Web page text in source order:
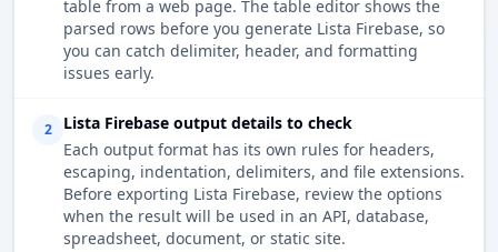
table from a web page. The table editor shows the
parsed rows before you generate Lista Firebase, so
you can catch delimiter, header, and formatting
issues early.
2
Lista Firebase output details to check
Each output format has its own rules for headers,
escaping, indentation, delimiters, and file extensions.
Before exporting Lista Firebase, review the options
when the result will be used in an API, database,
spreadsheet, document, or static site.